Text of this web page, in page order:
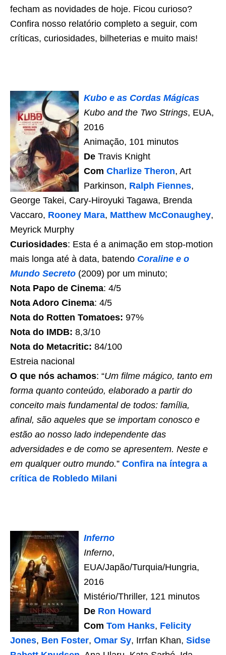
fecham as novidades de hoje. Ficou curioso?
Confira nosso relatório completo a seguir, com
críticas, curiosidades, bilheterias e muito mais!
Kubo e as Cordas Mágicas
Kubo and the Two Strings, EUA,
2016
Animação, 101 minutos
De Travis Knight
Com Charlize Theron, Art
Parkinson, Ralph Fiennes,
George Takei, Cary-Hiroyuki Tagawa, Brenda
Vaccaro, Rooney Mara, Matthew McConaughey,
Meyrick Murphy
Curiosidades: Esta é a animação em stop-motion
mais longa até à data, batendo Coraline e o
Mundo Secreto (2009) por um minuto;
Nota Papo de Cinema: 4/5
Nota Adoro Cinema: 4/5
Nota do Rotten Tomatoes: 97%
Nota do IMDB: 8,3/10
Nota do Metacritic: 84/100
Estreia nacional
O que nós achamos: “Um filme mágico, tanto em
forma quanto conteúdo, elaborado a partir do
conceito mais fundamental de todos: família,
afinal, são aqueles que se importam conosco e
estão ao nosso lado independente das
adversidades e de como se apresentem. Neste e
em qualquer outro mundo.” Confira na íntegra a
crítica de Robledo Milani
Inferno
Inferno,
EUA/Japão/Turquia/Hungria,
2016
Mistério/Thriller, 121 minutos
De Ron Howard
Com Tom Hanks, Felicity
Jones, Ben Foster, Omar Sy, Irrfan Khan, Sidse